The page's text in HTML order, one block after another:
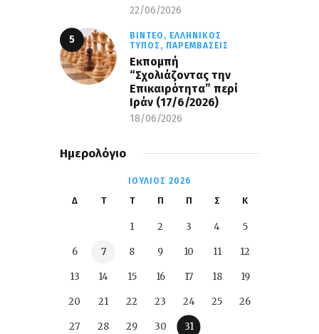
22/06/2026
ΒΊΝΤΕΟ, ΕΛΛΗΝΙΚΌΣ
ΤΎΠΟΣ, ΠΑΡΕΜΒΆΣΕΙΣ
Εκπομπή
“Σχολιάζοντας την
Επικαιρότητα” περί
Ιράν (17/6/2026)
18/06/2026
Ημερολόγιο
ΙΟΎΛΙΟΣ 2026
Δ Τ Τ Π Π Σ Κ
1 2 3 4 5
6 7 8 9 10 11 12
13 14 15 16 17 18 19
20 21 22 23 24 25 26
27 28 29 30 31